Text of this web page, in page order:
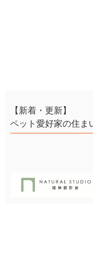
【新着・更新】
ペット愛好家の住ま